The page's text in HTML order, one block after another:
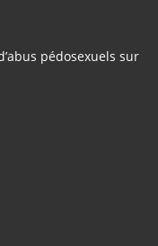
pédosexuels sur